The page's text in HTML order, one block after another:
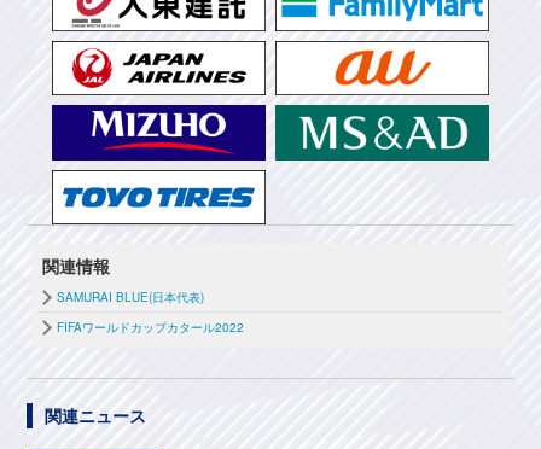
関連情報
SAMURAI BLUE(日本代表)
FIFAワールドカップカタール2022
関連ニュース